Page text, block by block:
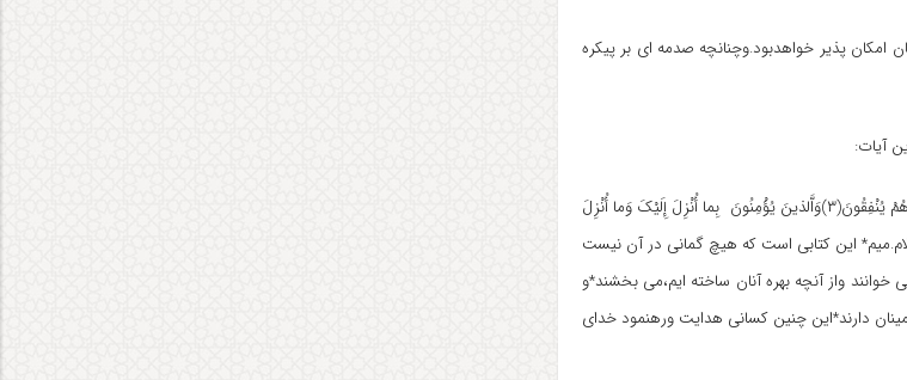
امکان پذیر خواهدبود.وچنانچه صدمه ای بر پیکره
آیات:
۱.« الــم(۱) ذَلِکَ الْکِتَابُ لا رَیْبَ فِیهِ هُدًی لِلْمُتَّقِینَ(۲)اَلَّذینَ یُؤْمِنُونَ بِالْغَیْبِ وَ ُیقیمُونَ الصَّلاهَ وَمِمّا رَزَقْناهُمْ یُنْفِقُونَ(۳)وَاَّلذینَ یُؤْمِنُونَ بِما أُنْزِلَ إِلَیْکَ وَما أُنْزِلَ
هُدًی مِنْ رَّبِّهِمْ وَأولئِکَ هُمُ الْمُفْلِحُونَ(۵)» (البقره) .« الف.لام.میم* این کتابی است که هیچ گمانی در آن نیست
خوانند واز آنچه بهره آنان ساخته ایم،می بخشند*و
دارند*این چنین کسانی هدایت ورهنمود خدای